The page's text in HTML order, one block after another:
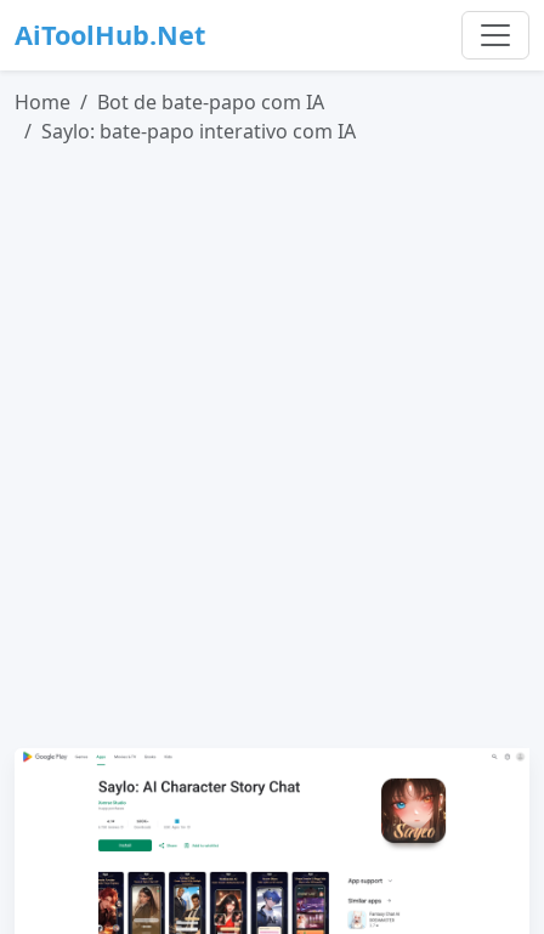
AiToolHub.Net
Home
Bot de bate-papo com IA
Saylo: bate-papo interativo com IA